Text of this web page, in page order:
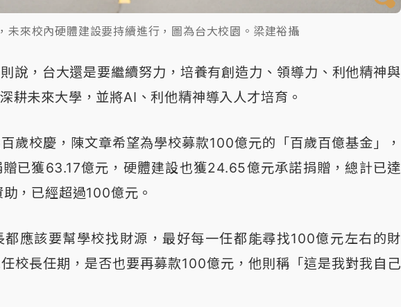
未來校內硬體建設要持續進行，圖為台大校園。梁建裕攝
說，台大還是要繼續努力，培養有創造力、領導力、利他精神與
耕未來大學，並將AI、利他精神導入人才培育。
歲校慶，陳文章希望為學校募款100億元的「百歲百億基金」，
已獲63.17億元，硬體建設也獲24.65億元承諾捐贈，總計已達
，已經超過100億元。
應該要幫學校找財源，最好每一任都能尋找100億元左右的財
校長任期，是否也要再募款100億元，他則稱「這是我對我自己